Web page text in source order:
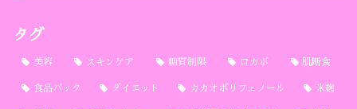
タグ
美容 スキンケア 糖質制限 ロカボ 肌断食
食品パック ダイエット カカオポリフェノール 米麹